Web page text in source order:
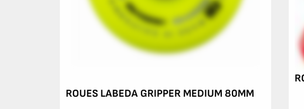
ROUES LABEDA GRIPPER MEDIUM 80MM